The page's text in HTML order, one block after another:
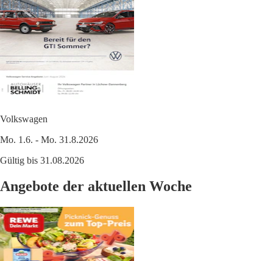
Volkswagen
Mo. 1.6. - Mo. 31.8.2026
Gültig bis 31.08.2026
Angebote der aktuellen Woche